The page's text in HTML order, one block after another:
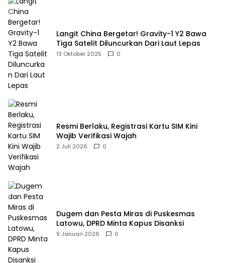
Langit China Bergetar! Gravity-1 Y2 Bawa
Tiga Satelit Diluncurkan Dari Laut Lepas
13 Oktober 2025 0
Resmi Berlaku, Registrasi Kartu SIM Kini
Wajib Verifikasi Wajah
2 Juli 2026 0
Dugem dan Pesta Miras di Puskesmas
Latowu, DPRD Minta Kapus Disanksi
9 Januari 2026 0